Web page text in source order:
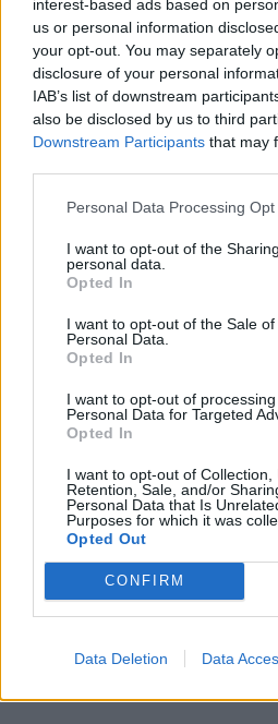
interest-based ads based on
us or personal information
your opt-out. You may separately
disclosure of your personal
IAB’s list of downstream
also be disclosed by us to third
Downstream Participants that may
Personal Data Processing
I want to opt-out of the
personal data.
Opted In
I want to opt-out of the Sale of
Personal Data.
Opted In
I want to opt-out of
Personal Data for Targeted
Opted In
I want to opt-out of Collection,
Retention, Sale, and/or
Personal Data that Is
Purposes for which it was
Opted Out
CONFIRM
Data Deletion Data
🔥 17 REB
🔥 3 BLK@AntDavis23went
his 44-point performance in
pic.twitter.com/IjYfWN6DEa
Los Angeles Lakers se
por el Este y, por ahora, al
Anthony Davis, no paran de
Darvin Ham desde el banco: